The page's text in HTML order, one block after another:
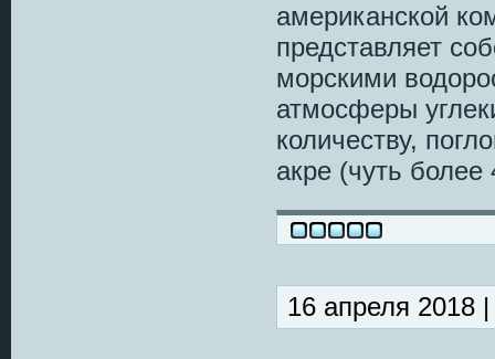
американской
представляет
морскими
атмосферы
количеству,
акре (чуть
16 апреля 2018